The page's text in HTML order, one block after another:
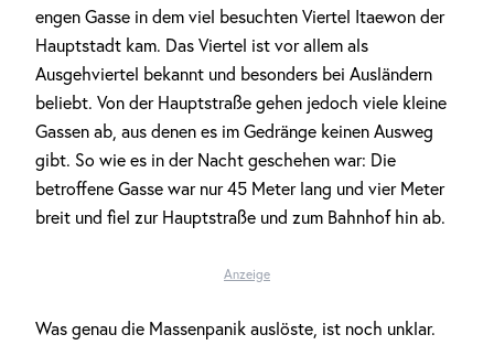
engen Gasse in dem viel besuchten Viertel Itaewon der
Hauptstadt kam. Das Viertel ist vor allem als
Ausgehviertel bekannt und besonders bei Ausländern
beliebt. Von der Hauptstraße gehen jedoch viele kleine
Gassen ab, aus denen es im Gedränge keinen Ausweg
gibt. So wie es in der Nacht geschehen war: Die
betroffene Gasse war nur 45 Meter lang und vier Meter
breit und fiel zur Hauptstraße und zum Bahnhof hin ab.
Anzeige
Was genau die Massenpanik auslöste, ist noch unklar.